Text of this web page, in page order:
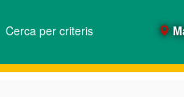
Cerca per criteris